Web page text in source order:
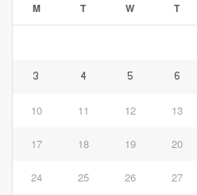
M T W T
3 4 5 6
10 11 12 13
17 18 19 20
24 25 26 27